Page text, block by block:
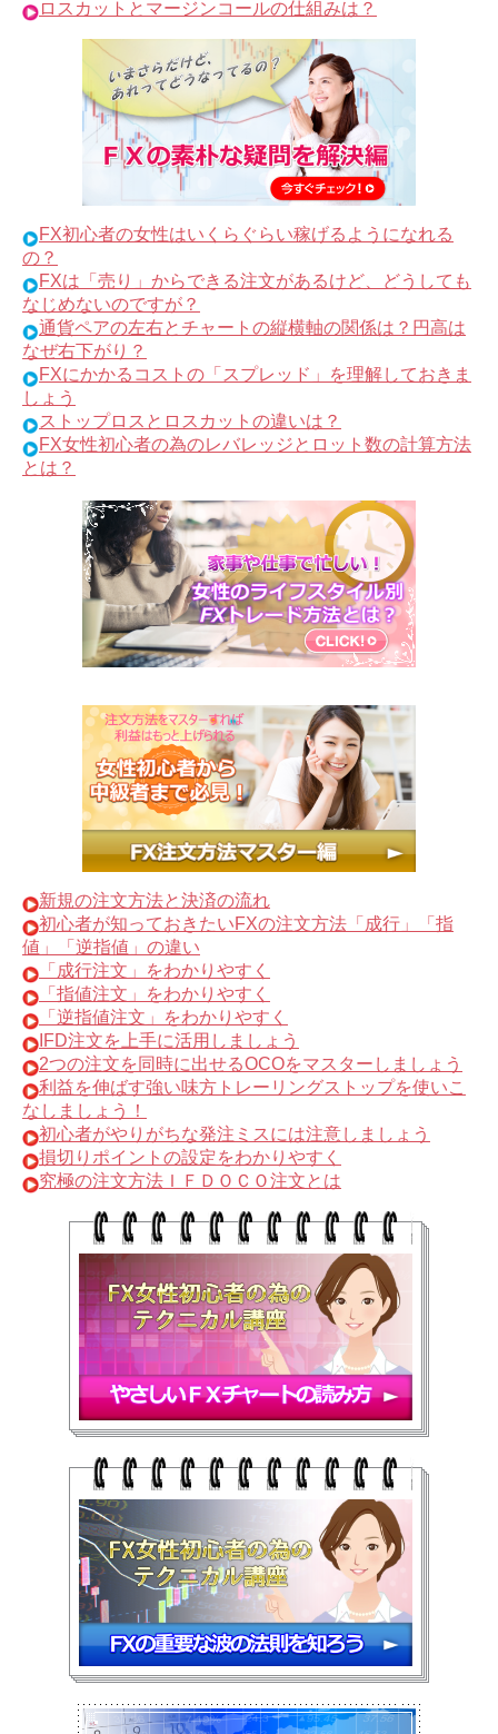
ロスカットとマージンコールの仕組みは？
FX初心者の女性はいくらぐらい稼げるようになれる
の？
FXは「売り」からできる注文があるけど、どうしても
なじめないのですが？
通貨ペアの左右とチャートの縦横軸の関係は？円高は
なぜ右下がり？
FXにかかるコストの「スプレッド」を理解しておきま
しょう
ストップロスとロスカットの違いは？
FX女性初心者の為のレバレッジとロット数の計算方法
とは？
新規の注文方法と決済の流れ
初心者が知っておきたいFXの注文方法「成行」「指
値」「逆指値」の違い
「成行注文」をわかりやすく
「指値注文」をわかりやすく
「逆指値注文」をわかりやすく
IFD注文を上手に活用しましょう
2つの注文を同時に出せるOCOをマスターしましょう
利益を伸ばす強い味方トレーリングストップを使いこ
なしましょう！
初心者がやりがちな発注ミスには注意しましょう
損切りポイントの設定をわかりやすく
究極の注文方法ＩＦＤＯＣＯ注文とは